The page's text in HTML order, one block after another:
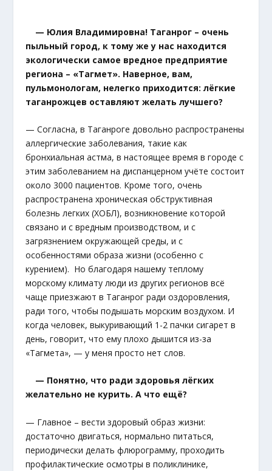
— Юлия Владимировна! Таганрог – очень
пыльный город, к тому же у нас находится
экологически самое вредное предприятие
региона – «Тагмет». Наверное, вам,
пульмонологам, нелегко приходится: лёгкие
таганрожцев оставляют желать лучшего?
— Согласна, в Таганроге довольно распространены
аллергические заболевания, такие как
бронхиальная астма, в настоящее время в городе с
этим заболеванием на диспанцерном учёте состоит
около 3000 пациентов. Кроме того, очень
распространена хроническая обструктивная
болезнь легких (ХОБЛ), возникновение которой
связано и с вредным производством, и с
загрязнением окружающей среды, и с
особенностями образа жизни (особенно с
курением). Но благодаря нашему теплому
морскому климату люди из других регионов всё
чаще приезжают в Таганрог ради оздоровления,
ради того, чтобы подышать морским воздухом. И
когда человек, выкуривающий 1-2 пачки сигарет в
день, говорит, что ему плохо дышится из-за
«Тагмета», — у меня просто нет слов.
— Понятно, что ради здоровья лёгких
желательно не курить. А что ещё?
— Главное – вести здоровый образ жизни:
достаточно двигаться, нормально питаться,
периодически делать флюрограмму, проходить
профилактические осмотры в поликлинике,